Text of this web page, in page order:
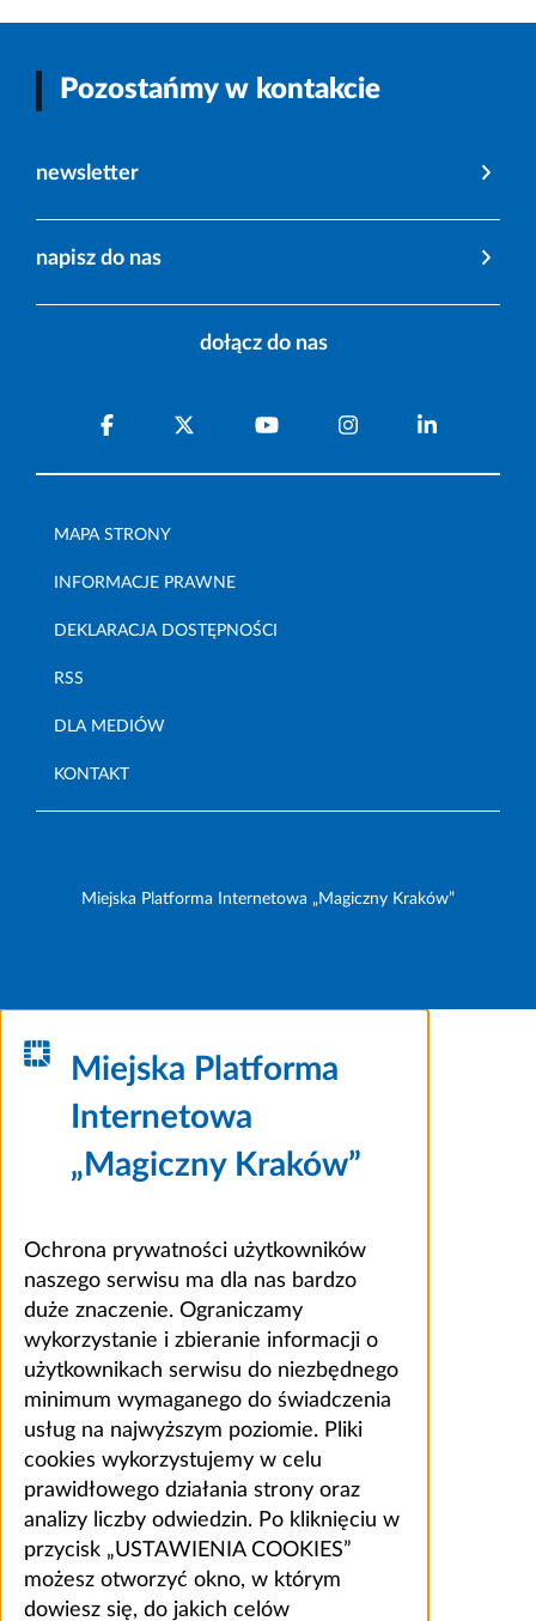
Pozostańmy w kontakcie
newsletter
napisz do nas
dołącz do nas
MAPA STRONY
INFORMACJE PRAWNE
DEKLARACJA DOSTĘPNOŚCI
RSS
DLA MEDIÓW
KONTAKT
Miejska Platforma Internetowa „Magiczny Kraków”
Miejska Platforma
Internetowa
„Magiczny Kraków”
Ochrona prywatności użytkowników
naszego serwisu ma dla nas bardzo
duże znaczenie. Ograniczamy
wykorzystanie i zbieranie informacji o
użytkownikach serwisu do niezbędnego
minimum wymaganego do świadczenia
usług na najwyższym poziomie. Pliki
cookies wykorzystujemy w celu
prawidłowego działania strony oraz
analizy liczby odwiedzin. Po kliknięciu w
przycisk „USTAWIENIA COOKIES”
możesz otworzyć okno, w którym
dowiesz się, do jakich celów